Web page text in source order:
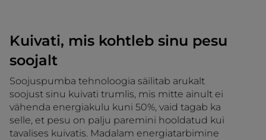
Kuivati, mis kohtleb sinu pesu
soojalt
Soojuspumba tehnoloogia säilitab arukalt
soojust sinu kuivati trumlis, mis mitte ainult ei
vähenda energiakulu kuni 50%, vaid tagab ka
selle, et pesu on palju paremini hooldatud kui
tavalises kuivatis. Madalam energiatarbimine